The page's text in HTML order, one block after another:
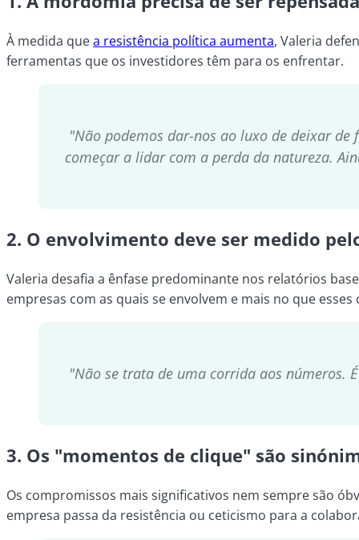
À medida quea resistência política aumenta, Valeria
ferramentas que os investidores têm para os enfrentar.
"Não podemos dar-nos ao luxo de deixar
começar a lidar com a perda da natureza.
2. O envolvimento deve ser medido
Valeria desafia a ênfase predominante nos relatórios
empresas com as quais se envolvem e mais no que
"Não se trata de uma corrida aos números.
3. Os "momentos de clique" são
Os compromissos mais significativos nem sempre são
empresa passa da resistência ou ceticismo para a